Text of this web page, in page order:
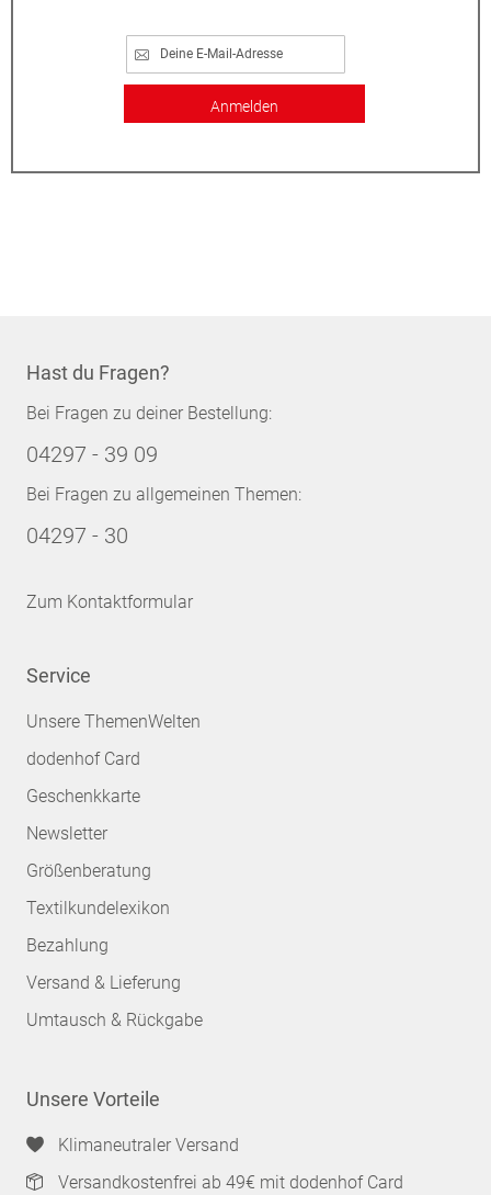
Anmelden
Hast du Fragen?
Bei Fragen zu deiner Bestellung:
04297 - 39 09
Bei Fragen zu allgemeinen Themen:
04297 - 30
Zum Kontaktformular
Service
Unsere ThemenWelten
dodenhof Card
Geschenkkarte
Newsletter
Größenberatung
Textilkundelexikon
Bezahlung
Versand & Lieferung
Umtausch & Rückgabe
Unsere Vorteile
Klimaneutraler Versand
Versandkostenfrei ab 49€ mit dodenhof Card